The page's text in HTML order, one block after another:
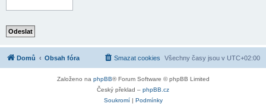
Domů Obsah fóra Všechny časy jsou v UTC+02:00
Smazat cookies
Založeno na phpBB® Forum Software © phpBB Limited
Český překlad – phpBB.cz
Soukromí| Podmínky